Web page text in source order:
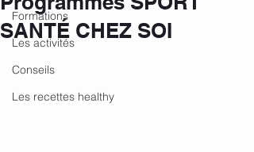
Formations
Les activités
Conseils
Les recettes healthy
SANTÉ CHEZ SOI